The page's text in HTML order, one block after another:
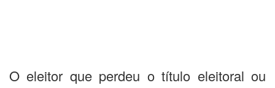
O eleitor que perdeu o título eleitoral ou